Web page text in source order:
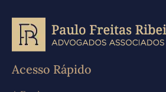
Acesso Rápido